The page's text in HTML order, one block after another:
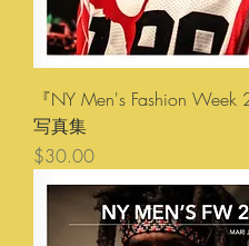
『NY Men's Fashion Week
写真集
価格
$30.00